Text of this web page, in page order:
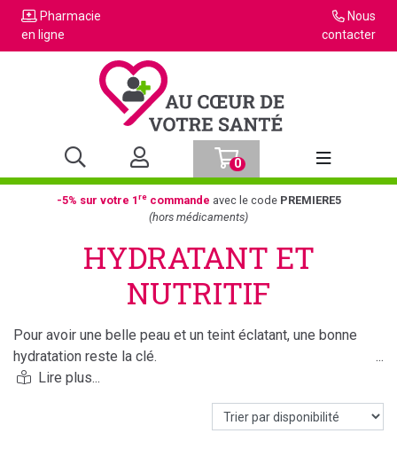
Pharmacie
en ligne
Nous
contacter
0
Afficher la
-5% sur votre 1recommande avec le code PREMIERE5
(hors médicaments)
HYDRATANT ET
NUTRITIF
Pour avoir une belle peau et un teint éclatant, une bonne
hydratation reste la clé.
edxtérieures (le froid,le soleil ou encore la pollution).